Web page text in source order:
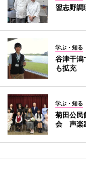
習志野調
学ぶ・知る
谷津干
も拡充
学ぶ・知る
菊田公民
会 声楽